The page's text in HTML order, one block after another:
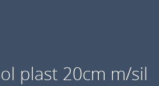
plast 20cm m/sil